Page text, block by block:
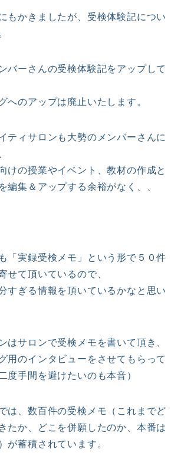
もかきましたが、受検体験記につい
バーさんの受検体験記をアップして
へのアップは廃止いたします。
ティサロンも大勢のメンバーさんに
けの授業やイベント、教材の作成と
編集＆アップする余裕がなく、、
「実録受検メモ」という形で５０件
せて頂いているので、
すぎる情報を頂いているかなと思い
はサロンで受検メモを書いて頂き、
用のインタビューをさせてもらって
度手間を避けたいのも本音）
は、数百件の受検メモ（これまでど
たか、どこを併願したのか、本番は
が蓄積されています。